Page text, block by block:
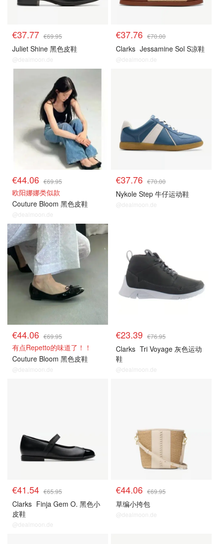
€37.77 €69.95
Juliet Shine 黑色皮鞋
@dealmoon.de
€37.76 €70.00
Clarks Jessamine Sol S凉鞋
@dealmoon.de
€44.06 €69.95
欧阳娜娜类似款
Couture Bloom 黑色皮鞋
@dealmoon.de
€37.76 €70.00
Nykole Step 牛仔运动鞋
@dealmoon.de
€44.06 €69.95
有点Repetto的味道了！！
Couture Bloom 黑色皮鞋
@dealmoon.de
€23.39 €76.95
Clarks Tri Voyage 灰色运动
鞋
@dealmoon.de
€41.54 €65.95
Clarks Finja Gem O. 黑色小
皮鞋
@dealmoon.de
€44.06 €69.95
草编小挎包
@dealmoon.de